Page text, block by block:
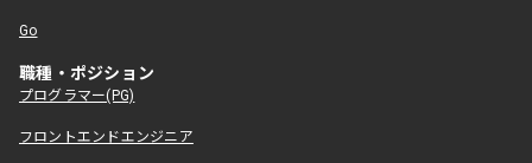
Go
職種・ポジション
プログラマー(PG)
フロントエンドエンジニア